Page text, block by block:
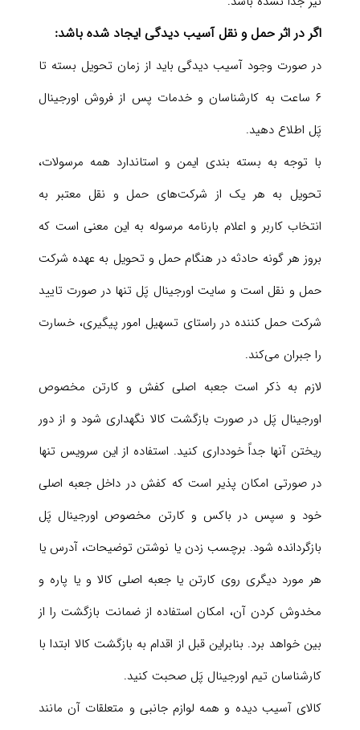
اگر در اثر حمل و نقل آسیب دیدگی ایجاد شده باشد:
در صورت وجود آسیب دیدگی باید از زمان تحویل بسته تا
۶ ساعت به کارشناسان و خدمات پس از فروش اورجینال
پَل اطلاع دهید.
با توجه به بسته بندی ایمن و استاندارد همه مرسولات،
تحویل به هر یک از شرکت‏‏‌های حمل و نقل معتبر به
انتخاب کاربر و اعلام بارنامه مرسوله به این معنی است که
بروز هر گونه حادثه در هنگام حمل و تحویل به عهده شرکت
حمل و نقل است و سایت اورجینال پَل تنها در صورت تایید
شرکت حمل کننده در راستای تسهیل امور پیگیری، خسارت
را جبران می‌‏کند.
لازم به ذکر است جعبه اصلی کفش و کارتن مخصوص
اورجینال پَل در صورت بازگشت کالا نگهداری شود و از دور
ریختن آنها جداً خودداری کنید. استفاده از این سرویس تنها
در صورتی امکان پذیر است که کفش در داخل جعبه اصلی
خود و سپس در باکس و کارتن مخصوص اورجینال پَل
بازگردانده شود. برچسب زدن یا نوشتن توضیحات، آدرس یا
هر مورد دیگری روی کارتن یا جعبه اصلی کالا و یا پاره و
مخدوش کردن آن، امکان استفاده از ضمانت بازگشت را از
بین خواهد برد. بنابراین قبل از اقدام به بازگشت کالا ابتدا با
کارشناسان تیم اورجینال پَل صحبت کنید.
کالای آسیب دیده و همه لوازم جانبی و متعلقات آن مانند